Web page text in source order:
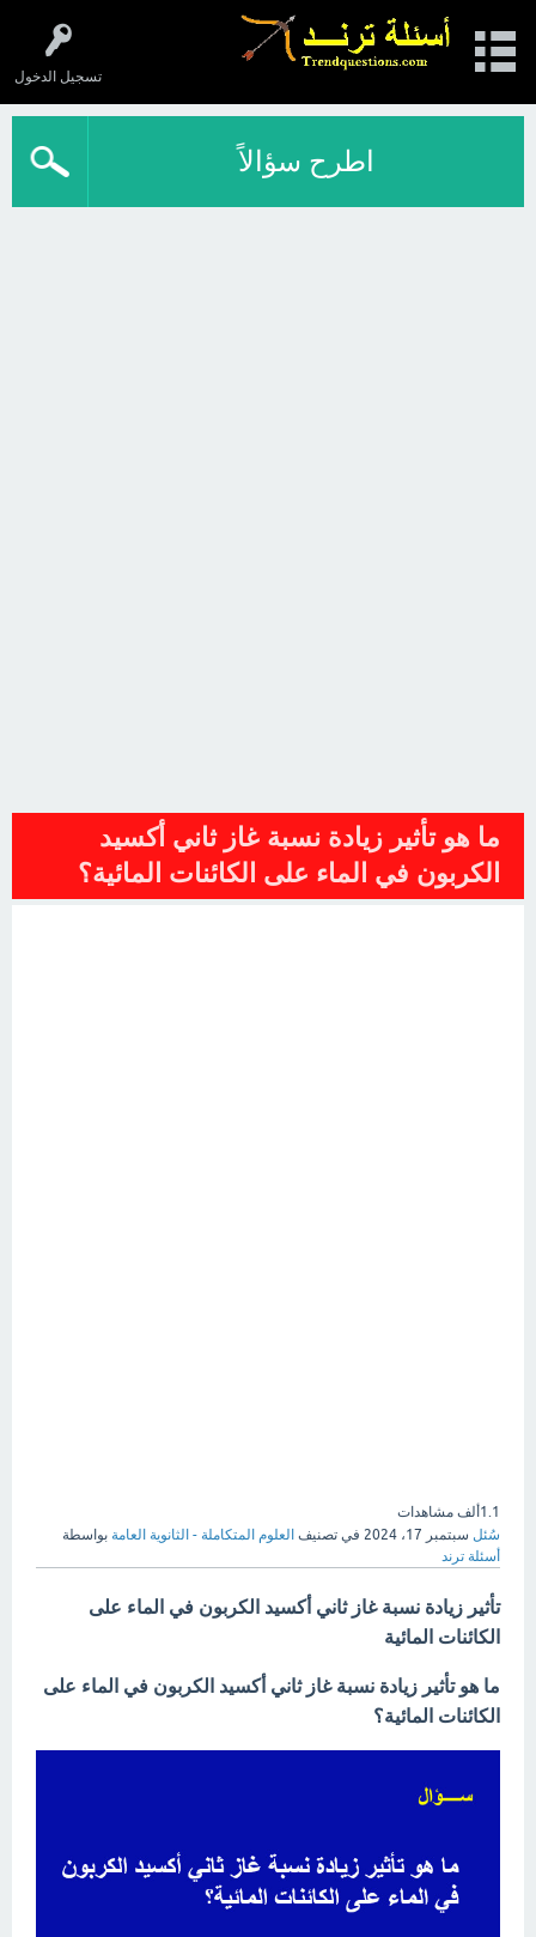
تسجيل الدخول
اطرح سؤالاً
ما هو تأثير زيادة نسبة غاز ثاني أكسيد
الكربون في الماء على الكائنات المائية؟
1.1ألف
مشاهدات
سُئل سبتمبر 17، 2024 في تصنيف العلوم المتكاملة - الثانوية العامة بواسطة
أسئلة ترند
تأثير زيادة نسبة غاز ثاني أكسيد الكربون في الماء على
الكائنات المائية
ما هو تأثير زيادة نسبة غاز ثاني أكسيد الكربون في الماء على
الكائنات المائية؟